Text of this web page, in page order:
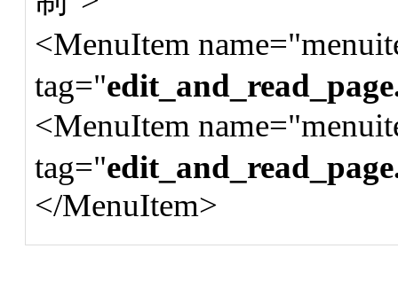
<MenuItem
tag="
<MenuItem
tag="
</MenuItem>